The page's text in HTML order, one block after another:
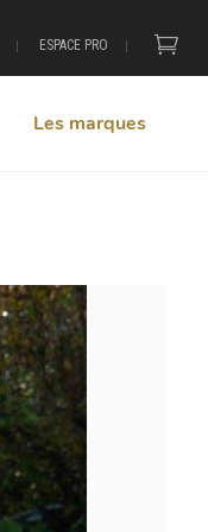
ESPACE PRO
Les marques